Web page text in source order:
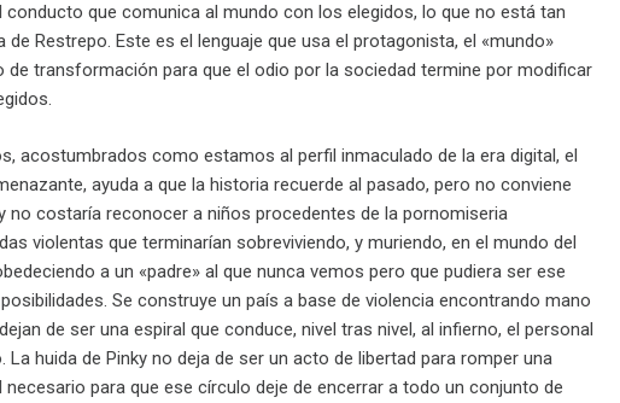
que comunica al mundo con los elegidos, lo que no está tan
Restrepo. Este es el lenguaje que usa el protagonista, el «mundo»
transformación para que el odio por la sociedad termine por modificar
acostumbrados como estamos al perfil inmaculado de la era digital, el
ayuda a que la historia recuerde al pasado, pero no conviene
costaría reconocer a niños procedentes de la pornomiseria
violentas que terminarían sobreviviendo, y muriendo, en el mundo del
a un «padre» al que nunca vemos pero que pudiera ser ese
Se construye un país a base de violencia encontrando mano
de ser una espiral que conduce, nivel tras nivel, al infierno, el personal
huida de Pinky no deja de ser un acto de libertad para romper una
para que ese círculo deje de encerrar a todo un conjunto de